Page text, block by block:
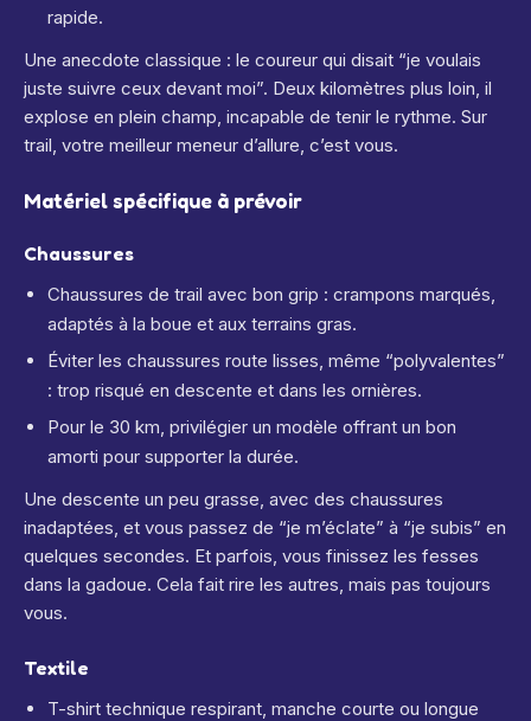
rapide.
Une anecdote classique : le coureur qui disait “je voulais
juste suivre ceux devant moi”. Deux kilomètres plus loin, il
explose en plein champ, incapable de tenir le rythme. Sur
trail, votre meilleur meneur d’allure, c’est vous.
Matériel spécifique à prévoir
Chaussures
Chaussures de trail avec bon grip : crampons marqués,
adaptés à la boue et aux terrains gras.
Éviter les chaussures route lisses, même “polyvalentes”
: trop risqué en descente et dans les ornières.
Pour le 30 km, privilégier un modèle offrant un bon
amorti pour supporter la durée.
Une descente un peu grasse, avec des chaussures
inadaptées, et vous passez de “je m’éclate” à “je subis” en
quelques secondes. Et parfois, vous finissez les fesses
dans la gadoue. Cela fait rire les autres, mais pas toujours
vous.
Textile
T-shirt technique respirant, manche courte ou longue